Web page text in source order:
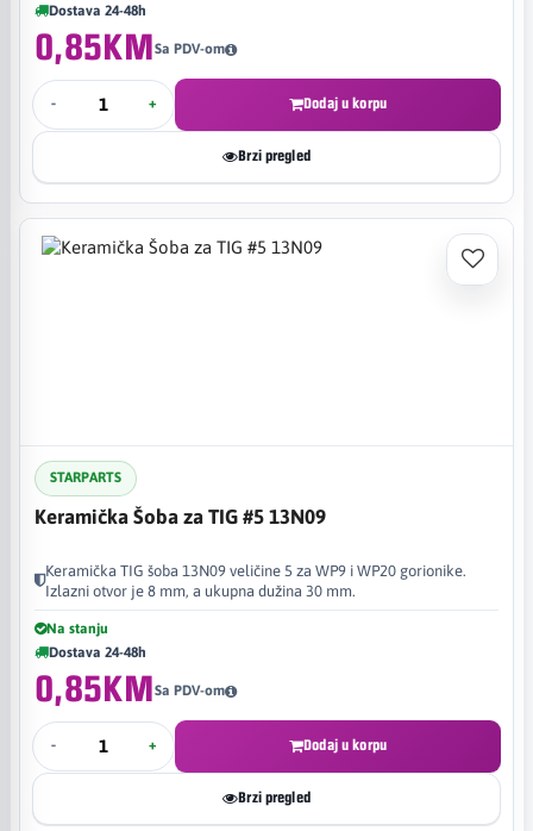
Dostava 24-48h
0,85KMSa PDV-om
- + Dodaj u korpu
Brzi pregled
STARPARTS
Keramička Šoba za TIG #5 13N09
Keramička TIG šoba 13N09 veličine 5 za WP9 i WP20 gorionike.
Izlazni otvor je 8 mm, a ukupna dužina 30 mm.
Na stanju
Dostava 24-48h
0,85KMSa PDV-om
- + Dodaj u korpu
Brzi pregled